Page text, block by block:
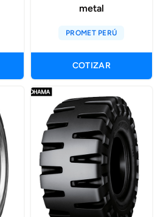
metal
PROMET PERÚ
COTIZAR